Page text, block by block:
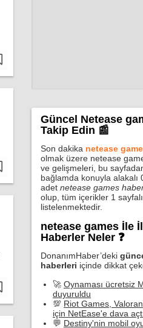
Güncel Netease
Takip Edin 📰
Son dakika netease
olmak üzere netease
ve gelişmeleri, bu
bağlamda konuyla alakalı
adet netease games
olup, tüm içerikler 1
listelenmektedir.
netease games İle
Haberler Neler ❓
DonanımHaber’deki
haberleri içinde dikkat
🚀 Oynaması ücretsiz
duyuruldu
💯 Riot Games,
için NetEase'e dava
💬 Destiny'nin mobil